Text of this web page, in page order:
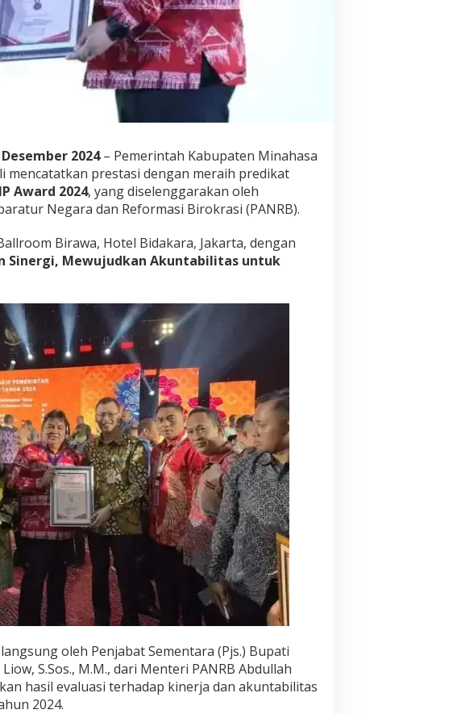
Desember 2024– Pemerintah Kabupaten Minahasa
mencatatkan prestasi dengan meraih predikat
Award 2024, yang diselenggarakan oleh
Negara dan Reformasi Birokrasi (PANRB).
Birawa, Hotel Bidakara, Jakarta, dengan
Sinergi, Mewujudkan Akuntabilitas untuk
oleh Penjabat Sementara (Pjs.) Bupati
S.Sos., M.M., dari Menteri PANRB Abdullah
hasil evaluasi terhadap kinerja dan akuntabilitas
2024.